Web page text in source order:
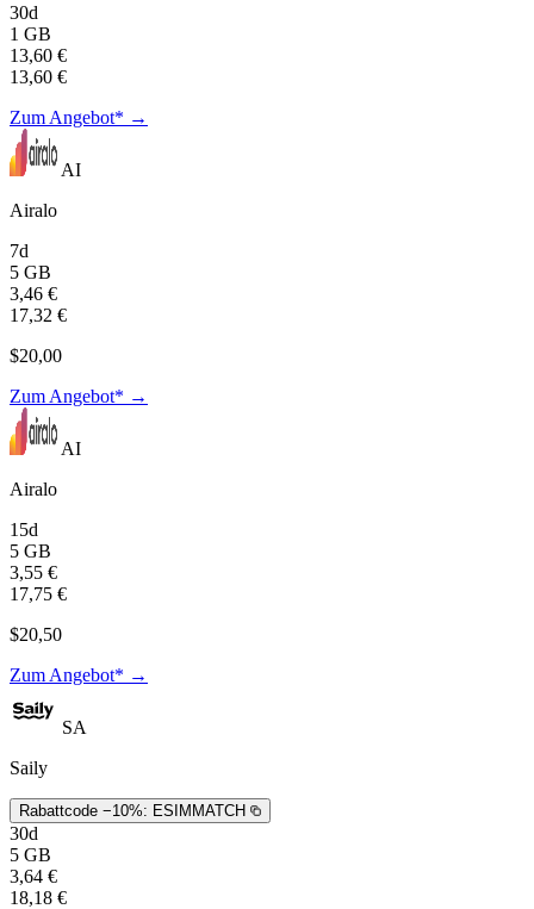
30d
1 GB
13,60 €
13,60 €
Zum Angebot* →
AI
Airalo
7d
5 GB
3,46 €
17,32 €
$20,00
Zum Angebot* →
AI
Airalo
15d
5 GB
3,55 €
17,75 €
$20,50
Zum Angebot* →
SA
Saily
Rabattcode −10%: ESIMMATCH
30d
5 GB
3,64 €
18,18 €